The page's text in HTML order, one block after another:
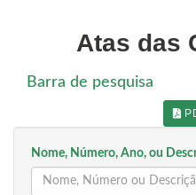
Atas das
Barra de pesquisa
Nome, Número, Ano, ou